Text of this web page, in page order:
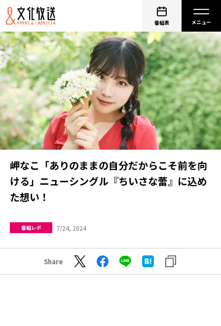
番組表
岬なこ「ありのままの自分だからこそ前を向
ける」ニューシングル『ちいさな蕾』に込め
た想い！
番組レポ 7/24, 2024
Share